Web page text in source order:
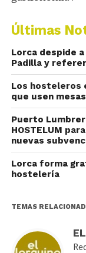
Últimas
Lorca despide
Padilla y
Los hosteleros
que usen
Puerto
HOSTELUM
nuevas
Lorca forma
hostelería
TEMAS